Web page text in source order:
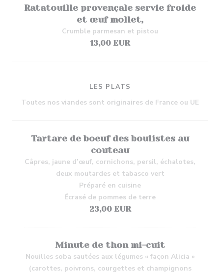
Ratatouille provençale servie froide
et œuf mollet,
Crumble parmesan et pistou
13,00 EUR
LES PLATS
Toutes nos viandes sont originaires de France ou UE
Tartare de boeuf des boulistes au
couteau
Câpres, jaune d’œuf, cornichons, persil, échalotes,
deux moutardes et tabasco vert
Préparé en cuisine
Écrasé de pommes de terre
23,00 EUR
Minute de thon mi-cuit
Nouilles soba sautées aux légumes « façon Alicia »
(carottes, poivrons, courgettes et champignons